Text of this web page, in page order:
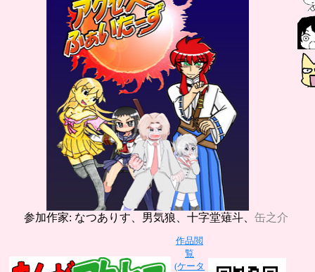
参加作家: なつありす、男気狼、十字堂薙斗、 缶之介
作品閲
覧
(ケータ